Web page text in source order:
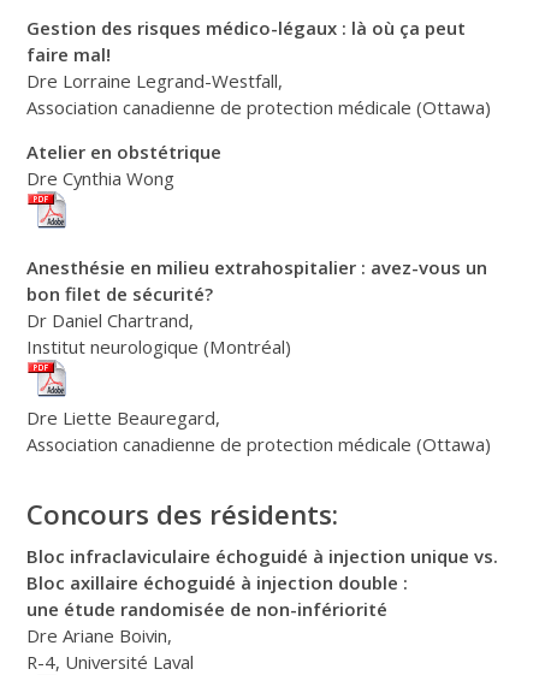
Gestion des risques médico-légaux : là où ça peut
faire mal!
Dre Lorraine Legrand-Westfall,
Association canadienne de protection médicale (Ottawa)
Atelier en obstétrique
Dre Cynthia Wong
Anesthésie en milieu extrahospitalier : avez-vous un
bon filet de sécurité?
Dr Daniel Chartrand,
Institut neurologique (Montréal)
Dre Liette Beauregard,
Association canadienne de protection médicale (Ottawa)
Concours des résidents:
Bloc infraclaviculaire échoguidé à injection unique vs.
Bloc axillaire échoguidé à injection double :
une étude randomisée de non-infériorité
Dre Ariane Boivin,
R-4, Université Laval